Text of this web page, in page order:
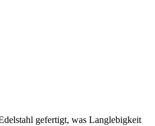
gefertigt, was Langlebigkeit